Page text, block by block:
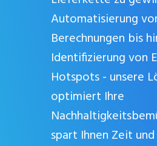
Automatisierung
Berechnungen bis
Identifizierung von
Hotspots - unsere
optimiert Ihre
spart Ihnen Zeit und